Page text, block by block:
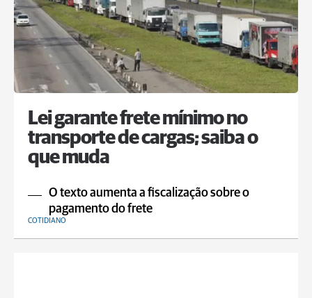
Lei garante frete mínimo no
transporte de cargas; saiba o
que muda
O texto aumenta a fiscalização sobre o
pagamento do frete
COTIDIANO